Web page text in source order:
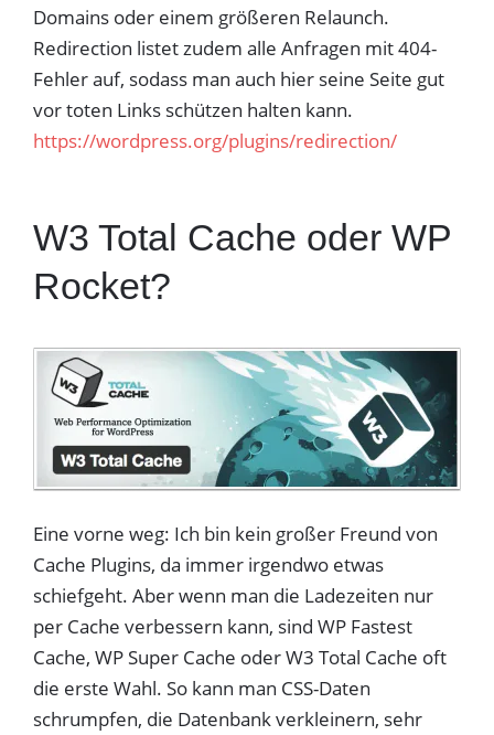
Domains oder einem größeren Relaunch.
Redirection listet zudem alle Anfragen mit 404-
Fehler auf, sodass man auch hier seine Seite gut
vor toten Links schützen halten kann.
https://wordpress.org/plugins/redirection/
W3 Total Cache oder WP
Rocket?
Eine vorne weg: Ich bin kein großer Freund von
Cache Plugins, da immer irgendwo etwas
schiefgeht. Aber wenn man die Ladezeiten nur
per Cache verbessern kann, sind WP Fastest
Cache, WP Super Cache oder W3 Total Cache oft
die erste Wahl. So kann man CSS-Daten
schrumpfen, die Datenbank verkleinern, sehr